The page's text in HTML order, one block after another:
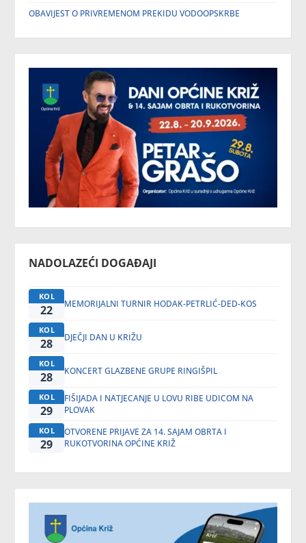
OBAVIJEST O PRIVREMENOM PREKIDU VODOOPSKRBE
NADOLAZEĆI DOGAĐAJI
KOL
22 MEMORIJALNI TURNIR HODAK-PETRLIĆ-DED-KOS
KOL
28 DJEČJI DAN U KRIŽU
KOL
28 KONCERT GLAZBENE GRUPE RINGIŠPIL
KOL
29
FIŠIJADA I NATJECANJE U LOVU RIBE UDICOM NA
PLOVAK
KOL
29
OTVORENE PRIJAVE ZA 14. SAJAM OBRTA I
RUKOTVORINA OPĆINE KRIŽ